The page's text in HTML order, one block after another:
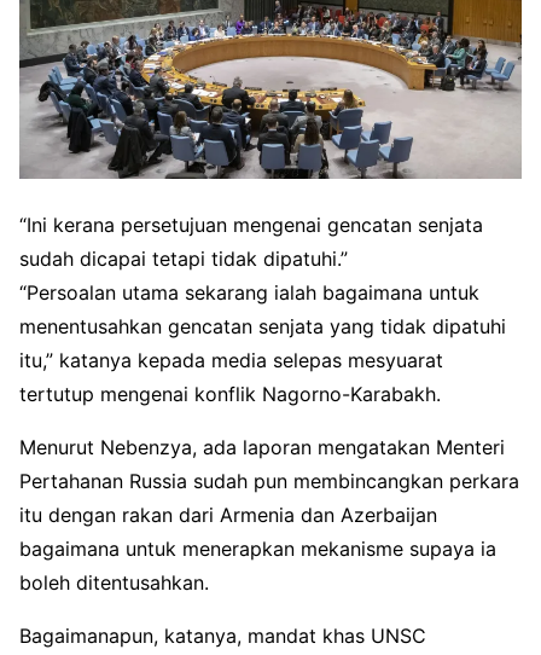
“Ini kerana persetujuan mengenai gencatan senjata
sudah dicapai tetapi tidak dipatuhi.”
“Persoalan utama sekarang ialah bagaimana untuk
menentusahkan gencatan senjata yang tidak dipatuhi
itu,” katanya kepada media selepas mesyuarat
tertutup mengenai konflik Nagorno-Karabakh.
Menurut Nebenzya, ada laporan mengatakan Menteri
Pertahanan Russia sudah pun membincangkan perkara
itu dengan rakan dari Armenia dan Azerbaijan
bagaimana untuk menerapkan mekanisme supaya ia
boleh ditentusahkan.
Bagaimanapun, katanya, mandat khas UNSC